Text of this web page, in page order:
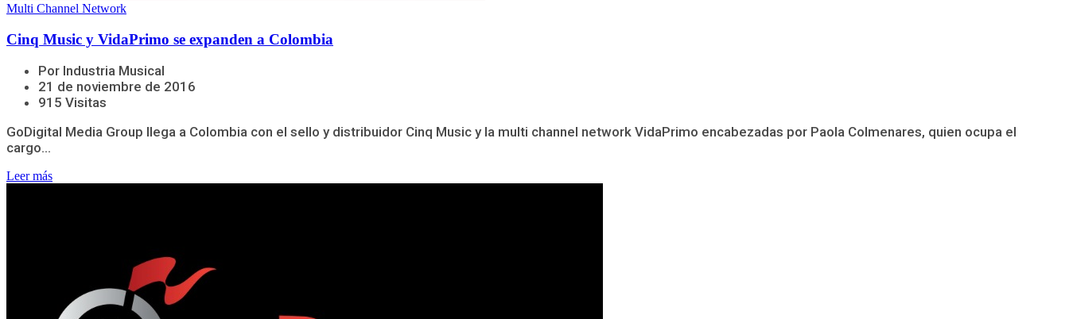
Multi Channel Network
Cinq Music y VidaPrimo se expanden a Colombia
Por Industria Musical
21 de noviembre de 2016
915 Visitas
GoDigital Media Group llega a Colombia con el sello y distribuidor Cinq Music y la multi channel network VidaPrimo encabezadas por Paola Colmenares, quien ocupa el
cargo...
Leer más